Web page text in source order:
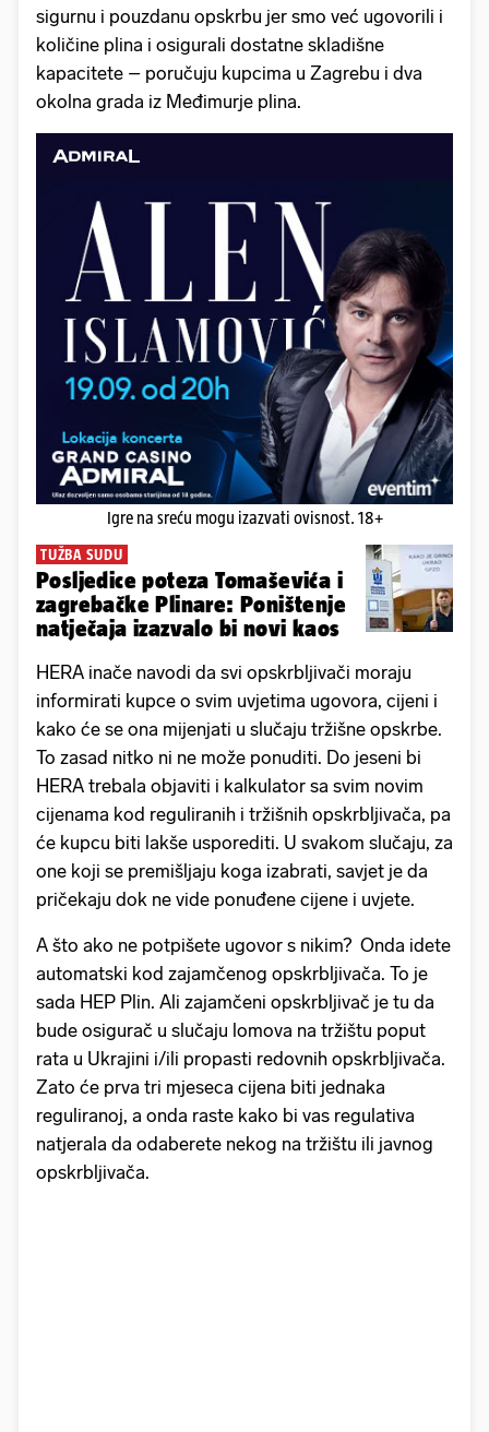
sigurnu i pouzdanu opskrbu jer smo već ugovorili i
količine plina i osigurali dostatne skladišne
kapacitete – poručuju kupcima u Zagrebu i dva
okolna grada iz Međimurje plina.
Igre na sreću mogu izazvati ovisnost. 18+
TUŽBA SUDU
Posljedice poteza Tomaševića i
zagrebačke Plinare: Poništenje
natječaja izazvalo bi novi kaos
HERA inače navodi da svi opskrbljivači moraju
informirati kupce o svim uvjetima ugovora, cijeni i
kako će se ona mijenjati u slučaju tržišne opskrbe.
To zasad nitko ni ne može ponuditi. Do jeseni bi
HERA trebala objaviti i kalkulator sa svim novim
cijenama kod reguliranih i tržišnih opskrbljivača, pa
će kupcu biti lakše usporediti. U svakom slučaju, za
one koji se premišljaju koga izabrati, savjet je da
pričekaju dok ne vide ponuđene cijene i uvjete.
A što ako ne potpišete ugovor s nikim? Onda idete
automatski kod zajamčenog opskrbljivača. To je
sada HEP Plin. Ali zajamčeni opskrbljivač je tu da
bude osigurač u slučaju lomova na tržištu poput
rata u Ukrajini i/ili propasti redovnih opskrbljivača.
Zato će prva tri mjeseca cijena biti jednaka
reguliranoj, a onda raste kako bi vas regulativa
natjerala da odaberete nekog na tržištu ili javnog
opskrbljivača.